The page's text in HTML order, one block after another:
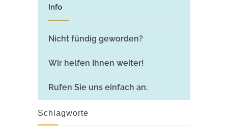
Info
Nicht fündig geworden?
Wir helfen Ihnen weiter!
Rufen Sie uns einfach an.
Schlagworte